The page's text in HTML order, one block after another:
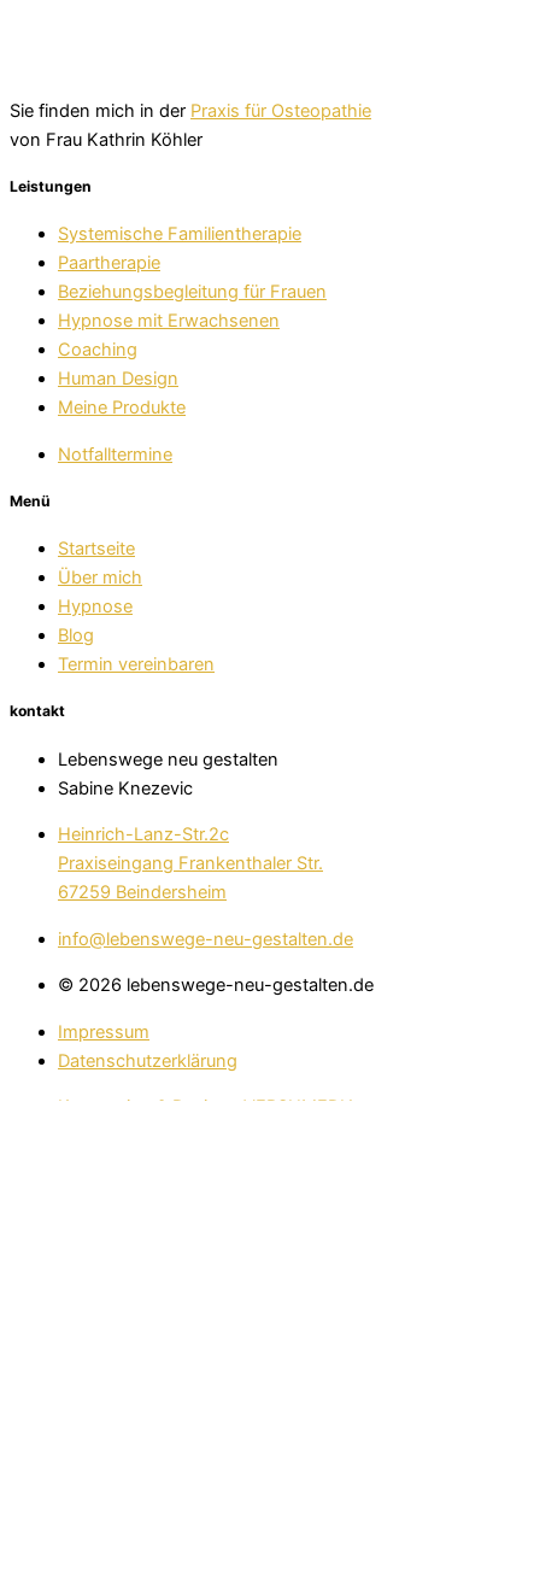
Sie finden mich in der Praxis für Osteopathie
von Frau Kathrin Köhler
Leistungen
Systemische Familientherapie
Paartherapie
Beziehungsbegleitung für Frauen
Hypnose mit Erwachsenen
Coaching
Human Design
Meine Produkte
Notfalltermine
Menü
Startseite
Über mich
Hypnose
Blog
Termin vereinbaren
kontakt
Lebenswege neu gestalten
Sabine Knezevic
Heinrich-Lanz-Str.2c
Praxiseingang Frankenthaler Str.
67259 Beindersheim
info@lebenswege-neu-gestalten.de
© 2026 lebenswege-neu-gestalten.de
Impressum
Datenschutzerklärung
Konzeption & Design : VERSUMEDIA